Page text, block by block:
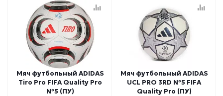
Мяч футбольный ADIDAS
Tiro Pro FIFA Quality Pro
№5 (ПУ)
Мяч футбольный ADIDAS
UCL PRO 3RD №5 FIFA
Quality Pro (ПУ)